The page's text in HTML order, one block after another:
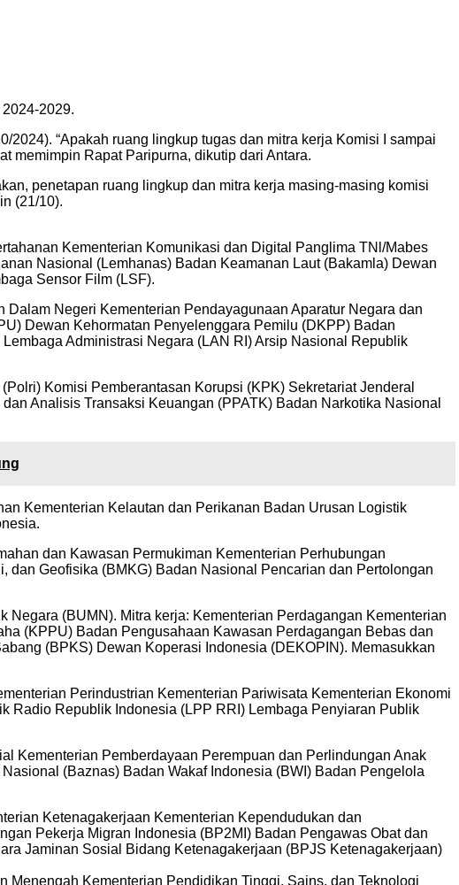
2029.
“Apakah ruang lingkup tugas dan mitra kerja Komisi I sampai
memimpin Rapat Paripurna, dikutip dari Antara.
penetapan ruang lingkup dan mitra kerja masing-masing komisi
(21/10).
Kementerian Komunikasi dan Digital Panglima TNl/Mabes
Nasional (Lemhanas) Badan Keamanan Laut (Bakamla) Dewan
Sensor Film (LSF).
Negeri Kementerian Pendayagunaan Aparatur Negara dan
Dewan Kehormatan Penyelenggara Pemilu (DKPP) Badan
Administrasi Negara (LAN RI) Arsip Nasional Republik
Komisi Pemberantasan Korupsi (KPK) Sekretariat Jenderal
Analisis Transaksi Keuangan (PPATK) Badan Narkotika Nasional
Kementerian Kelautan dan Perikanan Badan Urusan Logistik
dan Kawasan Permukiman Kementerian Perhubungan
dan Geofisika (BMKG) Badan Nasional Pencarian dan Pertolongan
(BUMN). Mitra kerja: Kementerian Perdagangan Kementerian
(KPPU) Badan Pengusahaan Kawasan Perdagangan Bebas dan
(BPKS) Dewan Koperasi Indonesia (DEKOPIN). Memasukkan
Perindustrian Kementerian Pariwisata Kementerian Ekonomi
Radio Republik Indonesia (LPP RRI) Lembaga Penyiaran Publik
Kementerian Pemberdayaan Perempuan dan Perlindungan Anak
(Baznas) Badan Wakaf Indonesia (BWI) Badan Pengelola
Ketenagakerjaan Kementerian Kependudukan dan
Pekerja Migran Indonesia (BP2MI) Badan Pengawas Obat dan
Jaminan Sosial Bidang Ketenagakerjaan (BPJS Ketenagakerjaan)
Kementerian Pendidikan Tinggi, Sains, dan Teknologi